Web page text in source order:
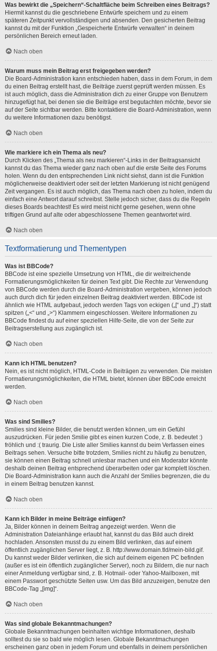
Was bewirkt die „Speichern“-Schaltfläche beim Schreiben eines Beitrags?
Hiermit kannst du die geschriebene Entwürfe speichern und zu einem
späteren Zeitpunkt vervollständigen und absenden. Den gesicherten Beitrag
kannst du mit der Funktion „Gespeicherte Entwürfe verwalten“ in deinem
persönlichen Bereich erneut laden.
Nach oben
Warum muss mein Beitrag erst freigegeben werden?
Die Board-Administration kann entschieden haben, dass in dem Forum, in dem
du einen Beitrag erstellt hast, die Beiträge zuerst geprüft werden müssen. Es
ist auch möglich, dass die Administration dich zu einer Gruppe von Benutzern
hinzugefügt hat, bei denen sie die Beiträge erst begutachten möchte, bevor sie
auf der Seite sichtbar werden. Bitte kontaktiere die Board-Administration, wenn
du weitere Informationen dazu benötigst.
Nach oben
Wie markiere ich ein Thema als neu?
Durch Klicken des „Thema als neu markieren“-Links in der Beitragsansicht
kannst du das Thema wieder ganz nach oben auf die erste Seite des Forums
holen. Wenn du den entsprechenden Link nicht siehst, dann ist die Funktion
möglicherweise deaktiviert oder seit der letzten Markierung ist nicht genügend
Zeit vergangen. Es ist auch möglich, das Thema nach oben zu holen, indem du
einfach eine Antwort darauf schreibst. Stelle jedoch sicher, dass du die Regeln
dieses Boards beachtest! Es wird meist nicht gerne gesehen, wenn ohne
triftigen Grund auf alte oder abgeschlossene Themen geantwortet wird.
Nach oben
Textformatierung und Thementypen
Was ist BBCode?
BBCode ist eine spezielle Umsetzung von HTML, die dir weitreichende
Formatierungsmöglichkeiten für deinen Text gibt. Die Rechte zur Verwendung
von BBCode werden durch die Board-Administration vergeben, können jedoch
auch durch dich für jeden einzelnen Beitrag deaktiviert werden. BBCode ist
ähnlich wie HTML aufgebaut, jedoch werden Tags von eckigen („[“ und „]“) statt
spitzen („<“ und „>“) Klammern eingeschlossen. Weitere Informationen zu
BBCode findest du auf einer speziellen Hilfe-Seite, die von der Seite zur
Beitragserstellung aus zugänglich ist.
Nach oben
Kann ich HTML benutzen?
Nein, es ist nicht möglich, HTML-Code in Beiträgen zu verwenden. Die meisten
Formatierungsmöglichkeiten, die HTML bietet, können über BBCode erreicht
werden.
Nach oben
Was sind Smilies?
Smilies sind kleine Bilder, die benutzt werden können, um ein Gefühl
auszudrücken. Für jeden Smilie gibt es einen kurzen Code, z. B. bedeutet :)
fröhlich und :( traurig. Die Liste aller Smilies kannst du beim Verfassen eines
Beitrags sehen. Versuche bitte trotzdem, Smilies nicht zu häufig zu benutzen,
sie können einen Beitrag schnell unlesbar machen und ein Moderator könnte
deshalb deinen Beitrag entsprechend überarbeiten oder gar komplett löschen.
Die Board-Administration kann auch die Anzahl der Smilies begrenzen, die du
in einem Beitrag benutzen kannst.
Nach oben
Kann ich Bilder in meine Beiträge einfügen?
Ja, Bilder können in deinem Beitrag angezeigt werden. Wenn die
Administration Dateianhänge erlaubt hat, kannst du das Bild auch direkt
hochladen. Ansonsten musst du zu einem Bild verlinken, das auf einem
öffentlich zugänglichen Server liegt, z. B. http://www.domain.tld/mein-bild.gif.
Du kannst weder Bilder verlinken, die sich auf deinem eigenen PC befinden
(außer es ist ein öffentlich zugänglicher Server), noch zu Bildern, die nur nach
einer Anmeldung verfügbar sind, z. B. Hotmail- oder Yahoo-Mailboxen, mit
einem Passwort geschützte Seiten usw. Um das Bild anzuzeigen, benutze den
BBCode-Tag „[img]“.
Nach oben
Was sind globale Bekanntmachungen?
Globale Bekanntmachungen beinhalten wichtige Informationen, deshalb
solltest du sie so bald wie möglich lesen. Globale Bekanntmachungen
erscheinen ganz oben in jedem Forum und ebenfalls in deinem persönlichen